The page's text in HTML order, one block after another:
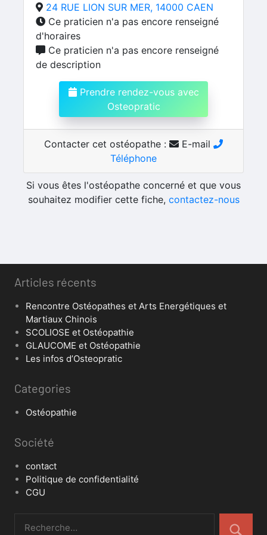
24 RUE LION SUR MER, 14000 CAEN
Ce praticien n'a pas encore renseigné
d'horaires
Ce praticien n'a pas encore renseigné
de description
Prendre rendez-vous avec
Osteopratic
Contacter cet ostéopathe :
E-mail
Téléphone
Si vous êtes l'ostéopathe concerné et que vous
souhaitez modifier cette fiche, contactez-nous
Articles récents
Rencontre Ostéopathes et Arts Energétiques et
Martiaux Chinois
SCOLIOSE et Ostéopathie
GLAUCOME et Ostéopathie
Les infos d’Osteopratic
Categories
Ostéopathie
Société
contact
Politique de confidentialité
CGU